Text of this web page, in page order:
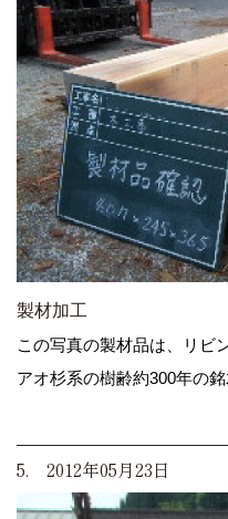
製材加工
この写真の製材品は、リビ
アオ杉系の樹齢約300年の銘
5. 2012年05月23日